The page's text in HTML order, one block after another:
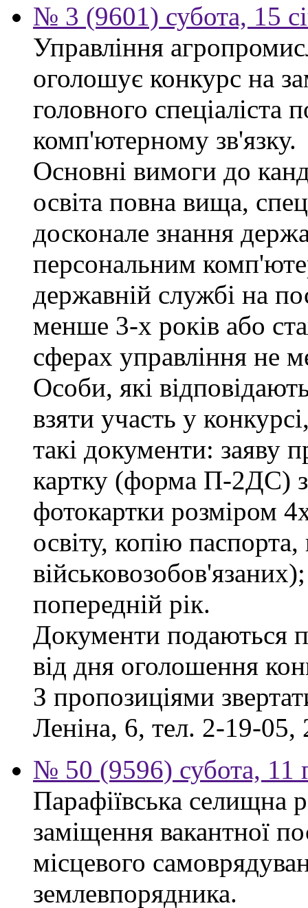
№ 3 (9601) субота, 15
Управління
оголошує конкурс на
головного спеціаліста
комп'ютерному зв'язку.
Основні вимоги до
освіта повна вища,
досконале знання
персональним
державній службі на
менше 3-х років або
сферах управління не
Особи, які
взяти участь у
такі документи: заяву
картку (форма П-2ДС) з
фотокартки розміром
освіту, копію
попередній рік.
Документи подаються
від дня оголошення
З пропозиціями
Леніна, 6, тел. 2-19-05,
№ 50 (9596) субота, 11
Парафіївська селищна
заміщення вакантної
місцевого
землевпорядника.